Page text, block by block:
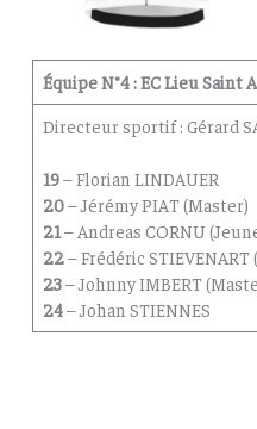
Équipe N°4 : EC Lieu Saint
Directeur sportif : Gérard
19– Florian LINDAUER
20– Jérémy PIAT (Master)
21– Andreas CORNU
22– Frédéric STIEVENART
23– Johnny IMBERT
24– Johan STIENNES